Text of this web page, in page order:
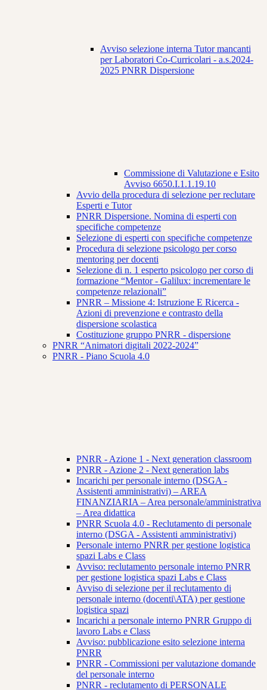
Avviso selezione interna Tutor mancanti
per Laboratori Co-Curricolari - a.s.2024-
2025 PNRR Dispersione
Commissione di Valutazione e Esito
Avviso 6650.I.1.1.19.10
Avvio della procedura di selezione per reclutare
Esperti e Tutor
PNRR Dispersione. Nomina di esperti con
specifiche competenze
Selezione di esperti con specifiche competenze
Procedura di selezione psicologo per corso
mentoring per docenti
Selezione di n. 1 esperto psicologo per corso di
formazione “Mentor - Galilux: incrementare le
competenze relazionali”
PNRR – Missione 4: Istruzione E Ricerca -
Azioni di prevenzione e contrasto della
dispersione scolastica
Costituzione gruppo PNRR - dispersione
PNRR “Animatori digitali 2022-2024”
PNRR - Piano Scuola 4.0
PNRR - Azione 1 - Next generation classroom
PNRR - Azione 2 - Next generation labs
Incarichi per personale interno (DSGA -
Assistenti amministrativi) – AREA
FINANZIARIA – Area personale/amministrativa
– Area didattica
PNRR Scuola 4.0 - Reclutamento di personale
interno (DSGA - Assistenti amministrativi)
Personale interno PNRR per gestione logistica
spazi Labs e Class
Avviso: reclutamento personale interno PNRR
per gestione logistica spazi Labs e Class
Avviso di selezione per il reclutamento di
personale interno (docenti\ATA) per gestione
logistica spazi
Incarichi a personale interno PNRR Gruppo di
lavoro Labs e Class
Avviso: pubblicazione esito selezione interna
PNRR
PNRR - Commissioni per valutazione domande
del personale interno
PNRR - reclutamento di PERSONALE